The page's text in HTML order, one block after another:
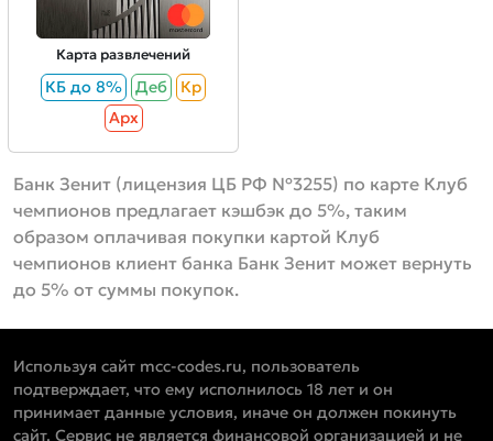
Карта развлечений
КБ до 8% Деб
Кр
Aрх
Банк Зенит (лицензия ЦБ РФ №3255) по карте Клуб
чемпионов предлагает кэшбэк до 5%, таким
образом оплачивая покупки картой Клуб
чемпионов клиент банка Банк Зенит может вернуть
до 5% от суммы покупок.
Используя сайт mcc-codes.ru, пользователь
подтверждает, что ему исполнилось 18 лет и он
принимает данные условия, иначе он должен покинуть
сайт. Сервис не является финансовой организацией и не